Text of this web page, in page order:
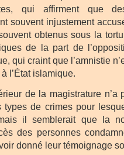
qui affirment que
souvent injustement
obtenus sous la
de la part de
qui craint que l’amnistie
l’État islamique.
de la magistrature n’a
types de crimes pour
il semblerait que la
des personnes
donné leur témoignage